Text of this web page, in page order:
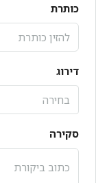
כותרת
דירוג
בחירה
סקירה